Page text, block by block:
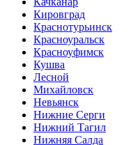
Кировград
Краснотурьинск
Красноуральск
Красноуфимск
Кушва
Лесной
Михайловск
Невьянск
Нижние Серги
Нижний Тагил
Нижняя Салда